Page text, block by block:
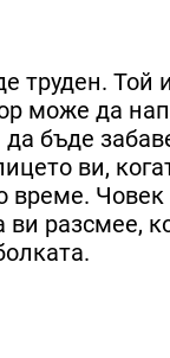
труден. Той
може да
бъде
ви,
време.
разсмее,